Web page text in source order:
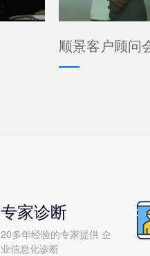
顺景客户顾问
专家诊断
20多年经验的专家提供 企
业信息化诊断